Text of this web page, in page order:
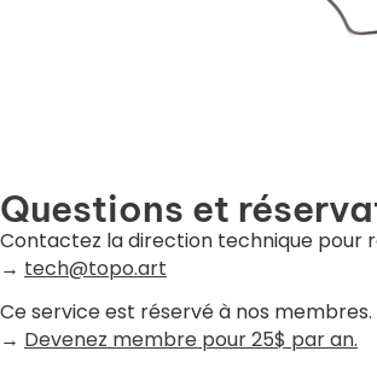
Questions et
Contactez la direction technique pour
→ tech@topo.art
Ce service est réservé à nos membres.
→ Devenez membre pour 25$ par an.